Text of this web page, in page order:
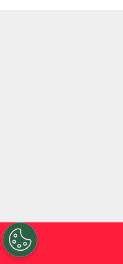
Así las cosas, la